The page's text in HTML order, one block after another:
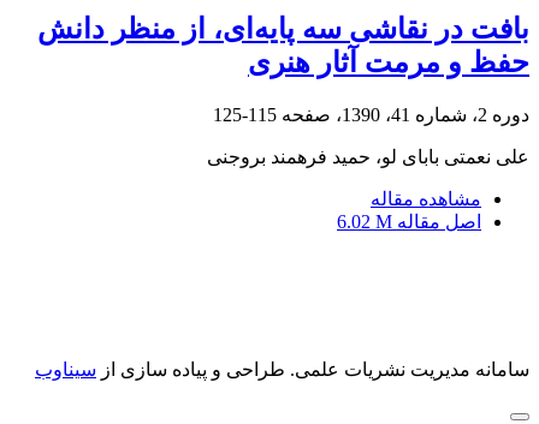
بافت در نقاشی سه پایه‌ای، از منظر دانش
حفظ و مرمت آثار هنری
دوره 2، شماره 41، 1390، صفحه 115-125
علی نعمتی بابای لو، حمید فرهمند بروجنی
مشاهده مقاله
اصل مقاله 6.02 M
سامانه مدیریت نشریات علمی. طراحی و پیاده سازی از سیناوب